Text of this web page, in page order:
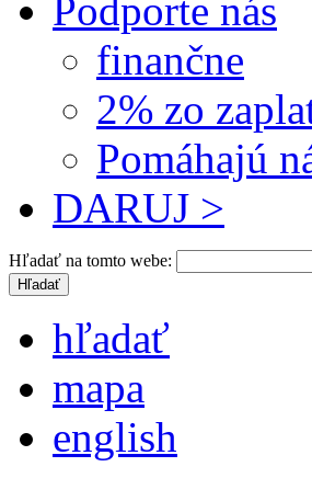
Podporte nás
finančne
2% zo
Pomáhajú
DARUJ >
Hľadať na tomto webe:
hľadať
mapa
english